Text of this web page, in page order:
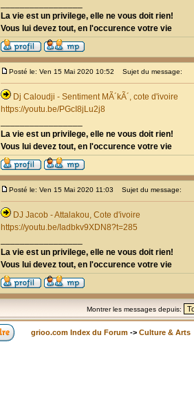
La vie est un privilege, elle ne vous doit rien!
Vous lui devez tout, en l'occurence votre vie
Posté le: Ven 15 Mai 2020 10:52 Sujet du message:
Dj Caloudji - Sentiment MÃ´kÃ´, cote d'ivoire
https://youtu.be/PGcI8jLu2j8
La vie est un privilege, elle ne vous doit rien!
Vous lui devez tout, en l'occurence votre vie
Posté le: Ven 15 Mai 2020 11:03 Sujet du message:
DJ Jacob - Attalakou, Cote d'ivoire
https://youtu.be/Iadbkv9XDN8?t=285
La vie est un privilege, elle ne vous doit rien!
Vous lui devez tout, en l'occurence votre vie
Montrer les messages depuis:
grioo.com Index du Forum -> Culture & Arts